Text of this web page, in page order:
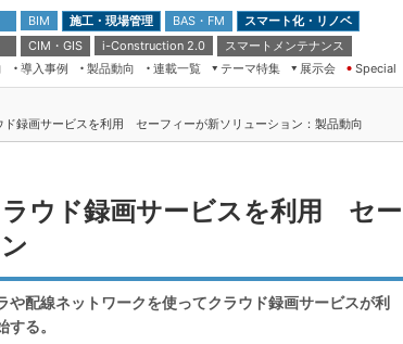
BIM 施工・現場管理 BAS・FM
スマート化・リノベ
CIM・GIS i-Construction 2.0
スマートメンテナンス
導入事例 製品動向 連載一覧
テーマ特集
ドローンがもたらす建設業界の“ゲー
ムチェンジ” Ver.2.0
“Society5.0”時代のスマートビル
VR／ARが描くモノづくりのミライ
展示会
第8回 国際 建設・測量展
築・土木・不動産の先端技術展－
メンテナンス・レジリエンスOSAKA
Special
ド録画サービスを利用 セーフィーが新ソリューション：製品動向
ウド録画サービスを利用 セー
配線ネットワークを使ってクラウド録画サービスが利
る。